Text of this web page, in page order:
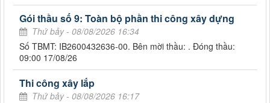
Gói thầu số 9: Toàn bộ phần thi công xây dựng
Thứ bảy - 08/08/2026 16:34
Số TBMT: IB2600432636-00. Bên mời thầu: . Đóng thầu:
09:00 17/08/26
Thi công xây lắp
Thứ bảy - 08/08/2026 16:17